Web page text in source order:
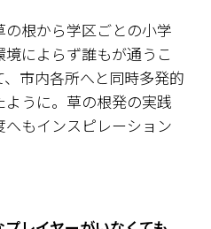
根から学区ごとの小学
によらず誰もが通うこ
市内各所へと同時多発的
うに。草の根発の実践
もインスピレーション